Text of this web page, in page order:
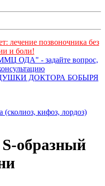
лечение позвоночника без
и боли!
ОДА" - задайте вопрос,
ДОКТОРА БОБЫРЯ
кифоз, лордоз)
образный